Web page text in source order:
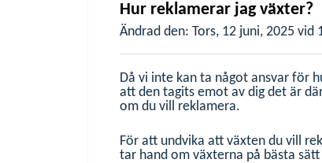
Hur reklamerar jag växter?
Ändrad den: Tors, 12 juni, 2025 vid
Då vi inte kan ta något ansvar för
att den tagits emot av dig det är
om du vill reklamera.
För att undvika att växten du vill
tar hand om växterna på bästa